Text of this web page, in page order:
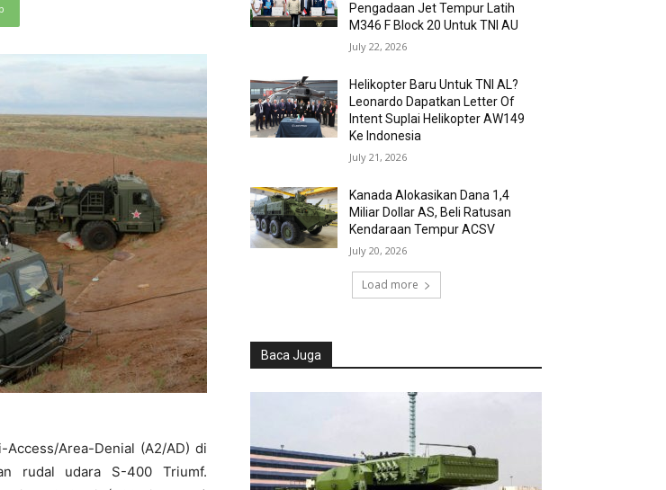
Access/Area-Denial (A2/AD) di
rudal udara S-400 Triumf.
Pengadaan Jet Tempur Latih
M346 F Block 20 Untuk TNI AU
July 22, 2026
Helikopter Baru Untuk TNI AL?
Leonardo Dapatkan Letter Of
Intent Suplai Helikopter AW149
Ke Indonesia
July 21, 2026
Kanada Alokasikan Dana 1,4
Miliar Dollar AS, Beli Ratusan
Kendaraan Tempur ACSV
July 20, 2026
Load more
Baca Juga